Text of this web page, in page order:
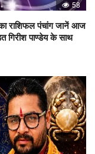
58
राशिफल पंचांग जानें आज
गिरीश पाण्डेय के साथ